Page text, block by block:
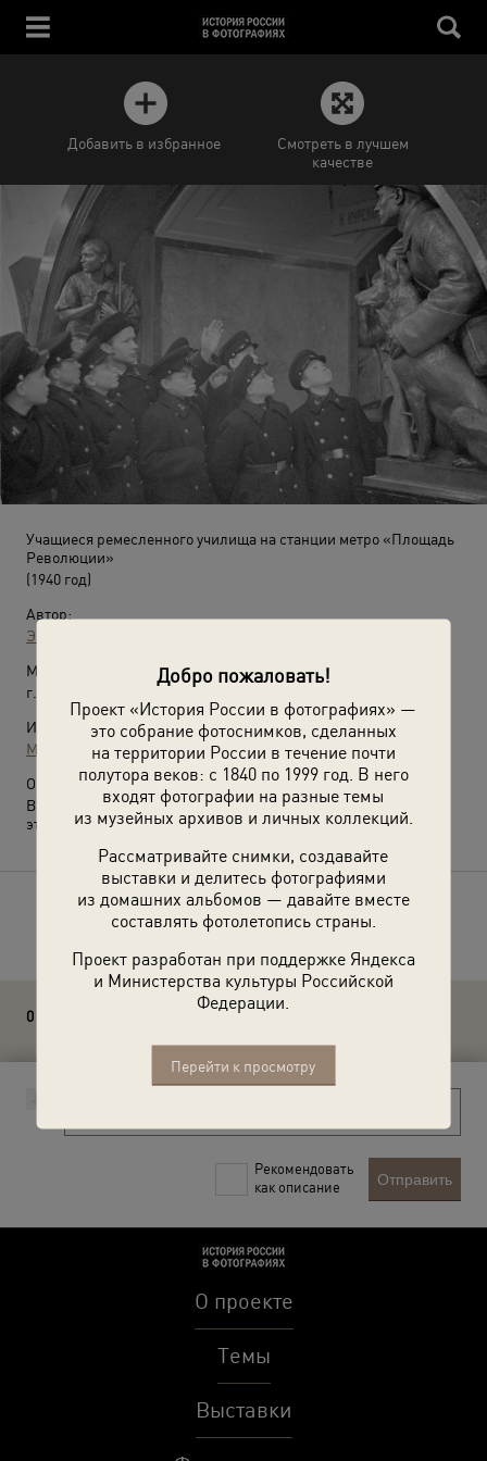
Добро пожаловать!
Проект «История России в фотографиях» —
это собрание фотоснимков, сделанных
на территории России в течение почти
полутора веков: с 1840 по 1999 год. В него
входят фотографии на разные темы
из музейных архивов и личных коллекций.
Рассматривайте снимки, создавайте
выставки и делитесь фотографиями
из домашних альбомов — давайте вместе
составлять фотолетопись страны.
Проект разработан при поддержке Яндекса
и Министерства культуры Российской
Федерации.
Перейти к просмотру
Добавить в избранное
Смотреть в лучшем
качестве
Учащиеся ремесленного училища на станции метро «Площадь
Революции»
(1940 год)
Автор:
Эммануил Евзерихин
Место съемки:
г. Москва
Источники:
МАММ / МДФ
О фотографии:
Выставка
«Московский метрополитен. Будущее сегодня»
этим снимком.
Расскажите друзьям об этом фото
0 комментариев
Рекомендовать
как описание
Отправить
О проекте
Темы
Выставки